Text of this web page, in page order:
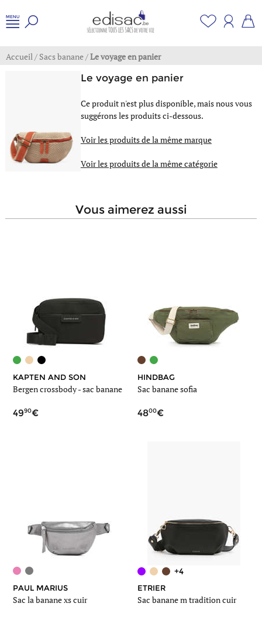
Accueil/ Sacs banane/Le voyage en panier
Le voyage en panier
Ce produit n'est plus disponible, mais nous vous
suggérons les produits ci-dessous.
Voir les produits de la même marque
Voir les produits de la même catégorie
vous aimerez aussi
KAPTEN AND SON
Bergen crossbody - sac banane
4990
HINDBAG
Sac banane sofia
4800
PAUL MARIUS
Sac la banane xs cuir
+4
ETRIER
Sac banane m tradition cuir